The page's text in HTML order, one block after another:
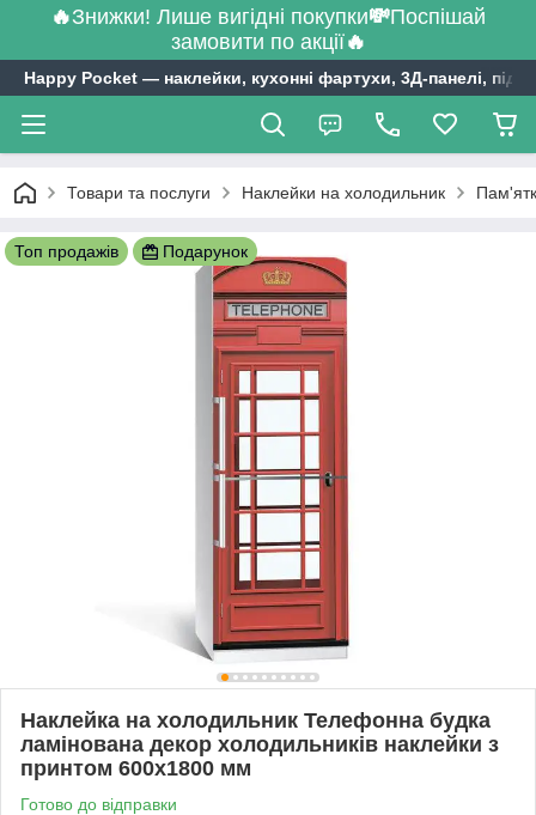
🔥Знижки! Лише вигідні покупки💸Поспішай
замовити по акції🔥
Happy Pocket ― наклейки, кухонні фартухи, 3Д-панелі,
Товари та послуги Наклейки на холодильник
Топ продажів Подарунок
Наклейка на холодильник Телефонна будка
ламінована декор холодильників наклейки з
принтом 600х1800 мм
Готово до відправки